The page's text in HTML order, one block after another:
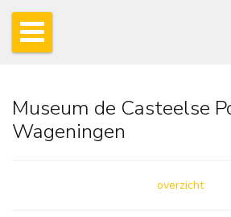
Museum de Casteelse
Wageningen
overzicht